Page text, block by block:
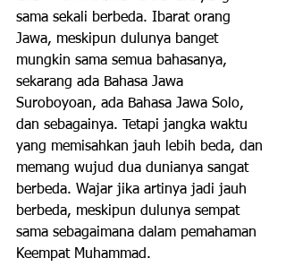
sama sekali berbeda. Ibarat orang
Jawa, meskipun dulunya banget
mungkin sama semua bahasanya,
sekarang ada Bahasa Jawa
Suroboyoan, ada Bahasa Jawa Solo,
dan sebagainya. Tetapi jangka waktu
yang memisahkan jauh lebih beda, dan
memang wujud dua dunianya sangat
berbeda. Wajar jika artinya jadi jauh
berbeda, meskipun dulunya sempat
sama sebagaimana dalam pemahaman
Keempat Muhammad.